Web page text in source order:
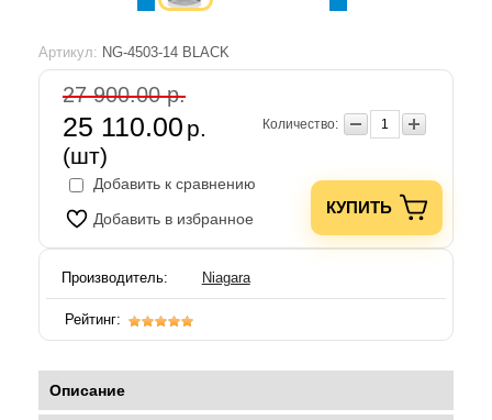
Артикул: NG-4503-14 BLACK
27 900.00 р.
25 110.00 р.
(шт)
Количество:
Добавить к сравнению
Добавить в избранное
КУПИТЬ
Производитель: Niagara
Рейтинг:
Описание